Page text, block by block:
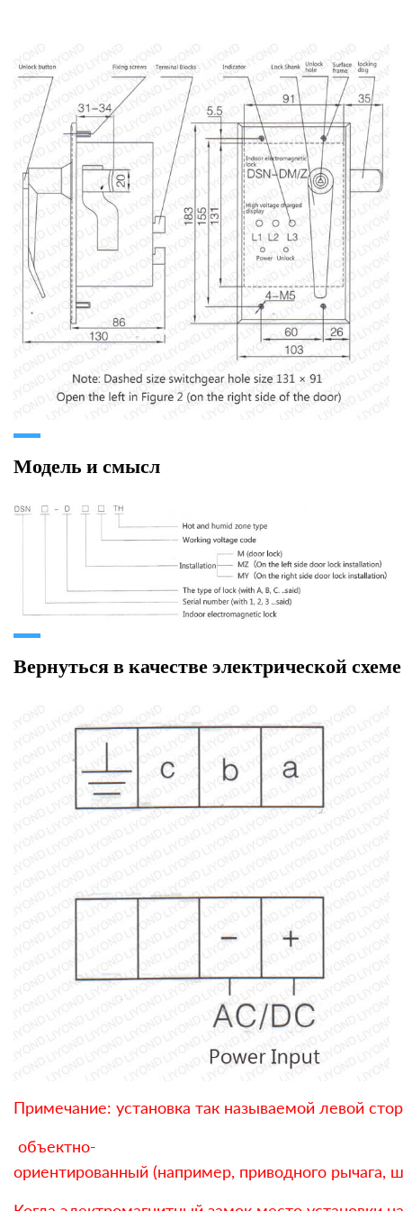
Модель и смысл
Вернуться в качестве электрической схеме
Примечание: установка так называемой левой
объектно-
ориентированный (например, приводного рычага,